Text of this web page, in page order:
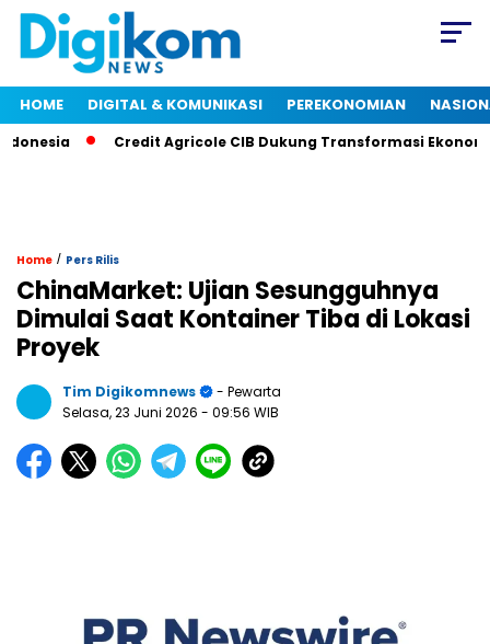
HOME DIGITAL & KOMUNIKASI PEREKONOMIAN
Credit Agricole CIB Dukung Transformasi Ekonomi
Home / Pers Rilis
ChinaMarket: Ujian Sesungguhnya
Dimulai Saat Kontainer Tiba di Lokasi
Proyek
Tim Digikomnews
- Pewarta
Selasa, 23 Juni 2026 - 09:56 WIB